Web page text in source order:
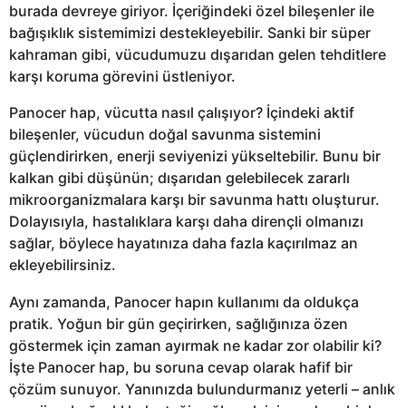
burada devreye giriyor. İçeriğindeki özel bileşenler ile
bağışıklık sistemimizi destekleyebilir. Sanki bir süper
kahraman gibi, vücudumuzu dışarıdan gelen tehditlere
karşı koruma görevini üstleniyor.
Panocer hap, vücutta nasıl çalışıyor? İçindeki aktif
bileşenler, vücudun doğal savunma sistemini
güçlendirirken, enerji seviyenizi yükseltebilir. Bunu bir
kalkan gibi düşünün; dışarıdan gelebilecek zararlı
mikroorganizmalara karşı bir savunma hattı oluşturur.
Dolayısıyla, hastalıklara karşı daha dirençli olmanızı
sağlar, böylece hayatınıza daha fazla kaçırılmaz an
ekleyebilirsiniz.
Aynı zamanda, Panocer hapın kullanımı da oldukça
pratik. Yoğun bir gün geçirirken, sağlığınıza özen
göstermek için zaman ayırmak ne kadar zor olabilir ki?
İşte Panocer hap, bu soruna cevap olarak hafif bir
çözüm sunuyor. Yanınızda bulundurmanız yeterli – anlık